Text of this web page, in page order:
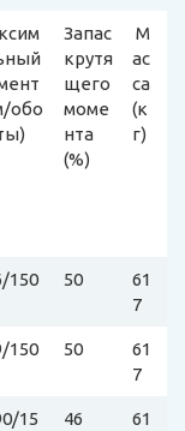
обо
Запас
крутя
щего
моме
нта
(%)
М
ас
са
(к
г)
150
50
61
7
150
50
61
7
15
46
61